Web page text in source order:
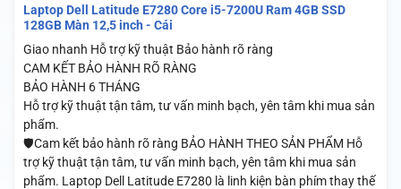
Laptop Dell Latitude E7280 Core i5-7200U Ram 4GB SSD
128GB Màn 12,5 inch - Cái
Giao nhanh Hỗ trợ kỹ thuật Bảo hành rõ ràng
CAM KẾT BẢO HÀNH RÕ RÀNG
BẢO HÀNH 6 THÁNG
Hỗ trợ kỹ thuật tận tâm, tư vấn minh bạch, yên tâm khi mua sản
phẩm.
🛡️Cam kết bảo hành rõ ràng BẢO HÀNH THEO SẢN PHẨM Hỗ
trợ kỹ thuật tận tâm, tư vấn minh bạch, yên tâm khi mua sản
phẩm. Laptop Dell Latitude E7280 là linh kiện bàn phím thay thế